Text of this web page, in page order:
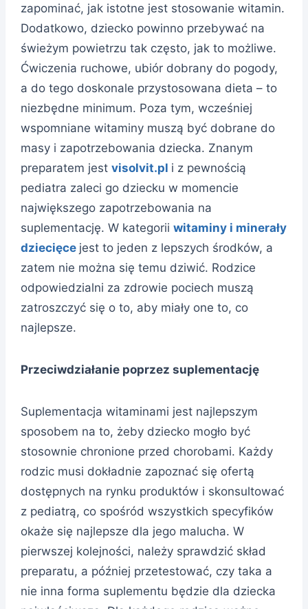
zapominać, jak istotne jest stosowanie witamin.
Dodatkowo, dziecko powinno przebywać na
świeżym powietrzu tak często, jak to możliwe.
Ćwiczenia ruchowe, ubiór dobrany do pogody,
a do tego doskonale przystosowana dieta – to
niezbędne minimum. Poza tym, wcześniej
wspomniane witaminy muszą być dobrane do
masy i zapotrzebowania dziecka. Znanym
preparatem jest visolvit.pl i z pewnością
pediatra zaleci go dziecku w momencie
największego zapotrzebowania na
suplementację. W kategorii witaminy i minerały
dziecięce jest to jeden z lepszych środków, a
zatem nie można się temu dziwić. Rodzice
odpowiedzialni za zdrowie pociech muszą
zatroszczyć się o to, aby miały one to, co
najlepsze.
Przeciwdziałanie poprzez suplementację
Suplementacja witaminami jest najlepszym
sposobem na to, żeby dziecko mogło być
stosownie chronione przed chorobami. Każdy
rodzic musi dokładnie zapoznać się ofertą
dostępnych na rynku produktów i skonsultować
z pediatrą, co spośród wszystkich specyfików
okaże się najlepsze dla jego malucha. W
pierwszej kolejności, należy sprawdzić skład
preparatu, a później przetestować, czy taka a
nie inna forma suplementu będzie dla dziecka